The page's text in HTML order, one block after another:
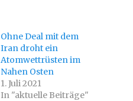
Ohne Deal mit dem
Iran droht ein
Atomwettrüsten im
Nahen Osten
1. Juli 2021
In "aktuelle Beiträge"